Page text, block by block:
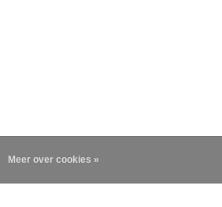
Meer over cookies »